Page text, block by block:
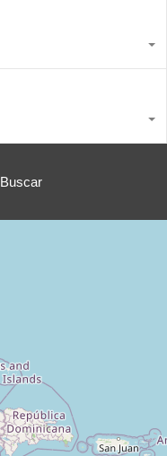
Buscar